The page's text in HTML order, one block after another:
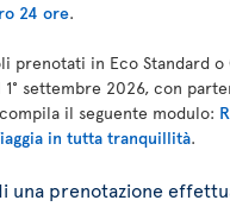
24 ore.
prenotati in Eco Standard o
settembre 2026, con
il seguente modulo:
in tutta tranquillità.
una prenotazione